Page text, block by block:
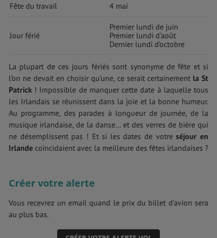
Fête du travail 4 mai
Jour férié
Premier lundi de juin
Premier lundi d’août
Dernier lundi d’octobre
La plupart de ces jours fériés sont synonyme de fête et si
l’on ne devait en choisir qu’une, ce serait certainement la St
Patrick ! Impossible de manquer cette date à laquelle tous
les Irlandais se réunissent dans la joie et la bonne humeur.
Au programme, des parades à longueur de journée, de la
musique irlandaise, de la danse… et des verres de bière qui
ne désemplissent pas ! Et si les dates de votreséjour en
Irlande coïncidaient avec la meilleure des fêtes irlandaises ?
Créer votre alerte
Vous recevrez un email quand le prix du billet d'avion sera
au plus bas.